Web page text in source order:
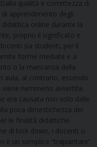
qualità e correttezza di
apprendimento degli
didattica online durante la
proprio il significato e
sia studenti, per il
forme mediate e a
o la mancanza della
aula, al contrario, essendo
nemmeno avvertita.
era causata non solo dalle
poca dimestichezza dei
le finalità didattiche.
di lock down, i docenti si
è un semplice “trapiantare”